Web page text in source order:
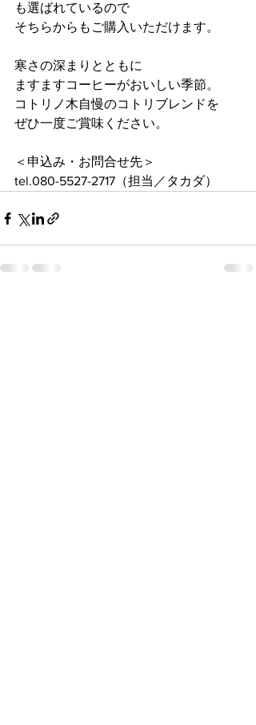
も選ばれているので
そちらからもご購入いただけます。
寒さの深まりとともに
ますますコーヒーがおいしい季節。
コトリノ木自慢のコトリブレンドを
ぜひ一度ご賞味ください。
＜申込み・お問合せ先＞
tel.080-5527-2717（担当／タカダ）